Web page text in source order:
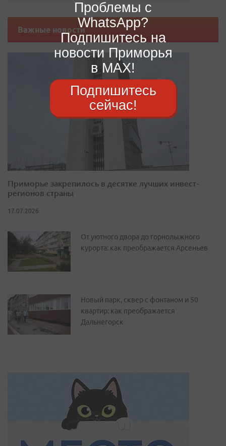
Важные новости
Приморье закрепилось в десятке лучших инвест-
регионов страны
17.07.2026
От уютного двора до горнолыжного
курорта: как преображается Арсеньев
Новый парк, сквер с фонтаном и 50
квартир: как преображается
Дальнегорск
Проблемы с
WhatsApp?
Подпишитесь на
новости Приморья
в MAX!
Подпишитесь
сейчас!